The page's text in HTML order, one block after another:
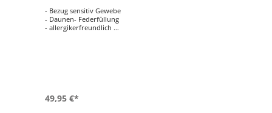
- Bezug sensitiv Gewebe
- Daunen- Federfüllung
- allergikerfreundlich
49,95 €*